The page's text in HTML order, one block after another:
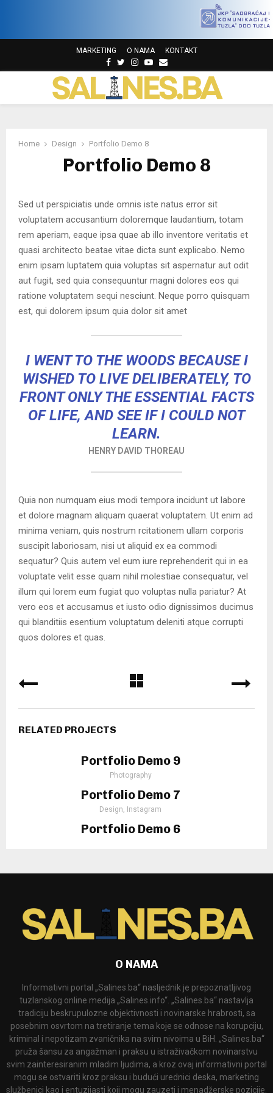
MARKETING O NAMA KONTAKT
F
a
c
e
o
w
t
r
I
n
t
m
Y
o
u
t
E
m
a
i
A
R
Y
M
Home Design Portfolio Demo 8
Portfolio Demo 8
Sed ut perspiciatis unde omnis iste natus error sit
voluptatem accusantium doloremque laudantium, totam
rem aperiam, eaque ipsa quae ab illo inventore veritatis et
quasi architecto beatae vitae dicta sunt explicabo. Nemo
enim ipsam luptatem quia voluptas sit aspernatur aut odit
aut fugit, sed quia consequuntur magni dolores eos qui
ratione voluptatem sequi nesciunt. Neque porro quisquam
est, qui dolorem ipsum quia dolor sit amet
I WENT TO THE WOODS BECAUSE I
WISHED TO LIVE DELIBERATELY, TO
FRONT ONLY THE ESSENTIAL FACTS
OF LIFE, AND SEE IF I COULD NOT
LEARN.
HENRY DAVID THOREAU
Quia non numquam eius modi tempora incidunt ut labore
et dolore magnam aliquam quaerat voluptatem. Ut enim ad
minima veniam, quis nostrum rcitationem ullam corporis
suscipit laboriosam, nisi ut aliquid ex ea commodi
sequatur? Quis autem vel eum iure reprehenderit qui in ea
voluptate velit esse quam nihil molestiae consequatur, vel
illum qui lorem eum fugiat quo voluptas nulla pariatur? At
vero eos et accusamus et iusto odio dignissimos ducimus
qui blanditiis esentium voluptatum deleniti atque corrupti
quos dolores et quas.
RELATED PROJECTS
Portfolio Demo 9
Photography
Portfolio Demo 7
Design, Instagram
Portfolio Demo 6
O NAMA
Informativni portal „Salines.ba“ nasljednik je prepoznatljivog
tuzlanskog online medija „Salines.info“. „Salines.ba“ nastavlja
tradiciju beskrupulozne objektivnosti i novinarske hrabrosti, sa
posebnim osvrtom na tretiranje tema koje se odnose na korupciju,
kriminal i nepotizam zvaničnika na svim nivoima u BiH. „Salines.ba“
pruža šansu za angažman i praksu u istraživačkom novinarstvu
svim zainteresiranim mladim ljudima, a kroz ovaj informativni portal
mogu se ostvariti kroz praksu i budući urednici deska, marketing
službenici kao i entuzijasti koji mogu zauzeti i menadžerske pozicije.